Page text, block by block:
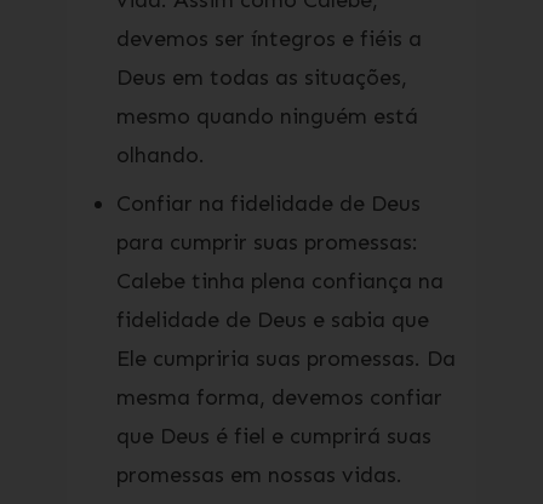
devemos ser íntegros e fiéis a
Deus em todas as situações,
mesmo quando ninguém está
olhando.
Confiar na fidelidade de Deus
para cumprir suas promessas:
Calebe tinha plena confiança na
fidelidade de Deus e sabia que
Ele cumpriria suas promessas. Da
mesma forma, devemos confiar
que Deus é fiel e cumprirá suas
promessas em nossas vidas.